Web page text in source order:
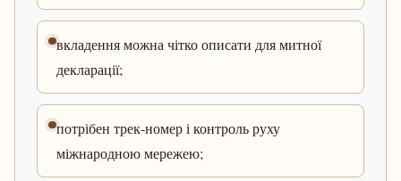
вкладення можна чітко описати для митної
декларації;
потрібен трек-номер і контроль руху
міжнародною мережею;